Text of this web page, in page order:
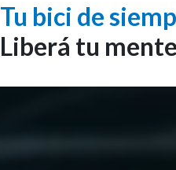
Tu bici de
Liberá tu